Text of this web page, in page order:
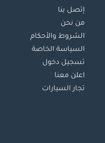
إتصل بنا
من نحن
الشروط والأحكام
السياسة الخاصة
تسجيل دخول
اعلن معنا
تجار السيارات